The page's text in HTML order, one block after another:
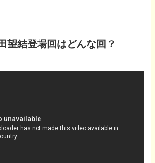
望結登場回はどんな回？